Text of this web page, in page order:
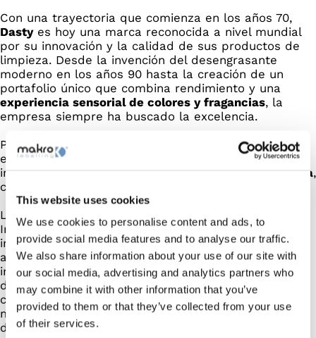
This website uses cookies
We use cookies to personalise content and ads, to
provide social media features and to analyse our traffic.
We also share information about your use of our site with
our social media, advertising and analytics partners who
may combine it with other information that you’ve
provided to them or that they’ve collected from your use
of their services.
Con una trayectoria que comienza en los años 70,
Dastyes hoy una marca reconocida a nivel mundial
por su innovación y la calidad de sus productos de
limpieza. Desde la invención del desengrasante
moderno en los años 90 hasta la creación de un
portafolio único que combina rendimiento y una
experiencia sensorial de colores y fragancias, la
empresa siempre ha buscado la excelencia.
Para acompañar su crecimiento internacional, Dasty
eligió aMakro Labelling
como socio tecnológico,
instalando una
Mak 4 Rotary con tecnología adhesiva,
capaz de etiquetar hasta 9.000 botellas por hora.
La línea está equipada con
ALICE
– Advanced Label
Inspection & Control Environment – nuestro sistema
inteligente de control de calidad, que garantiza una
aplicación perfecta de etiquetas gracias a la
inspección en tiempo real y la corrección automática
de los parámetros. Incluso los envases con formas
complejas se etiquetan con flexibilidad, eficiencia y
máxima precisión, manteniendo la identidad visual y
de calidad de la marca.